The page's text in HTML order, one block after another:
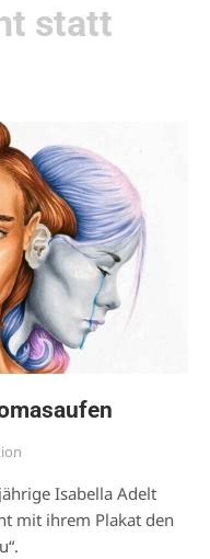
statt
Isabella Adelt
mit ihrem Plakat den